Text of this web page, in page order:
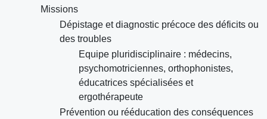
Missions
Dépistage et diagnostic précoce des déficits ou
des troubles
Equipe pluridisciplinaire : médecins,
psychomotriciennes, orthophonistes,
éducatrices spécialisées et
ergothérapeute
Prévention ou rééducation des conséquences